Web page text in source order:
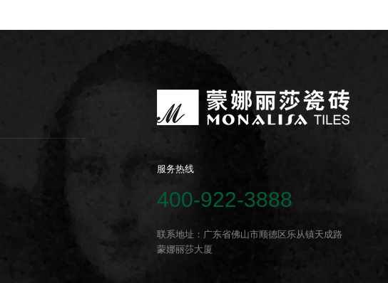
服务热线
400-922-3888
联系地址：广东省佛山市顺德区乐从镇天成路
蒙娜丽莎大厦